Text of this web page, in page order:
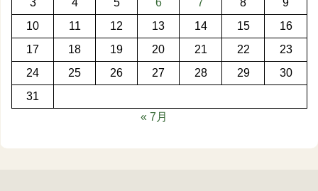
10
11 12 13 14 15
16
17
18 19 20 21 22
23
24
25 26 27 28 29
30
31
« 7月